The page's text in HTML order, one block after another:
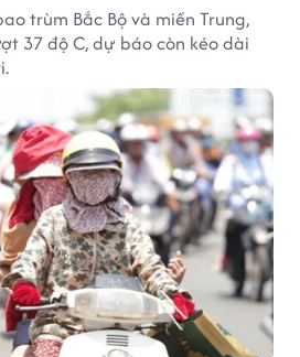
trùm Bắc Bộ và miền Trung,
37 độ C, dự báo còn kéo dài